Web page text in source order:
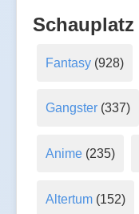
Schauplatz
Fantasy(928)
Gangster(337)
Anime(235)
Altertum(152)